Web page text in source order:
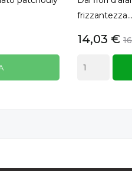
frizzantezza...
14,03 €